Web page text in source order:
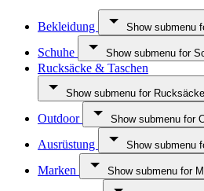
Bekleidung Show submenu
Schuhe Show submenu for
Rucksäcke & Taschen
Show submenu for
Outdoor Show submenu for
Ausrüstung Show submenu
Marken Show submenu for